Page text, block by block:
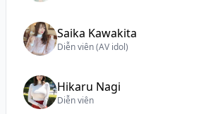
Saika Kawakita
Diễn viên (AV idol)
Hikaru Nagi
Diễn viên